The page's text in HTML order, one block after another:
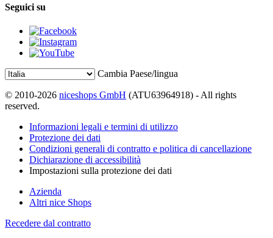
Seguici su
Cambia Paese/lingua
© 2010-2026 niceshops GmbH (ATU63964918) - All rights
reserved.
Informazioni legali e termini di utilizzo
Protezione dei dati
Condizioni generali di contratto e politica di cancellazione
Dichiarazione di accessibilità
Impostazioni sulla protezione dei dati
Azienda
Altri nice Shops
Recedere dal contratto